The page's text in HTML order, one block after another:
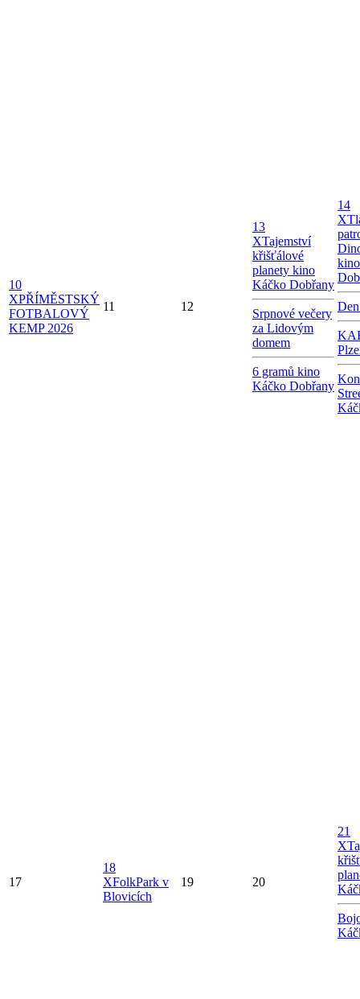
10
XPŘÍMĚSTSKÝ
FOTBALOVÝ
KEMP 2026
11 12
13
XTajemství
křišťálové
planety kino
Káčko Dobřany
Srpnové večery
za Lidovým
domem
6 gramů kino
Káčko Dobřany
14
X
17
18
XFolkPark v
Blovicích
19 20
21
X